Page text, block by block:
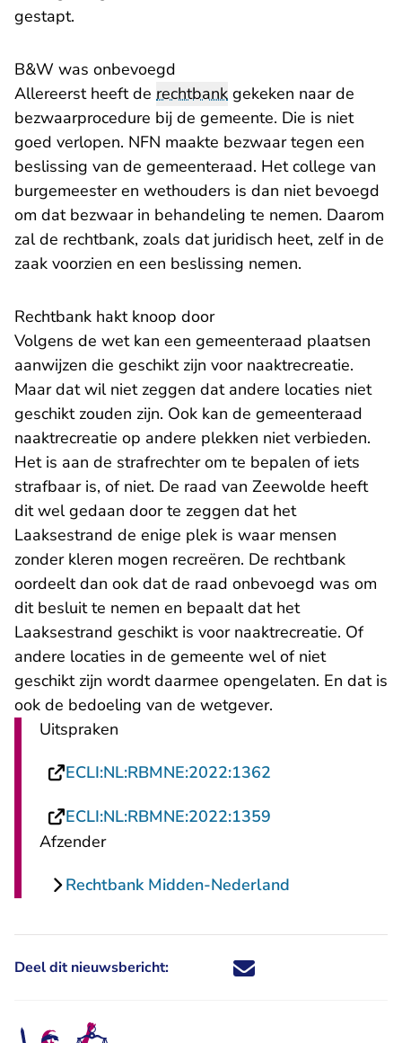
gestapt.
B&W was onbevoegd
Allereerst heeft de rechtbank gekeken naar de
bezwaarprocedure bij de gemeente. Die is niet
goed verlopen. NFN maakte bezwaar tegen een
beslissing van de gemeenteraad. Het college van
burgemeester en wethouders is dan niet bevoegd
om dat bezwaar in behandeling te nemen. Daarom
zal de rechtbank, zoals dat juridisch heet, zelf in de
zaak voorzien en een beslissing nemen.
Rechtbank hakt knoop door
Volgens de wet kan een gemeenteraad plaatsen
aanwijzen die geschikt zijn voor naaktrecreatie.
Maar dat wil niet zeggen dat andere locaties niet
geschikt zouden zijn. Ook kan de gemeenteraad
naaktrecreatie op andere plekken niet verbieden.
Het is aan de strafrechter om te bepalen of iets
strafbaar is, of niet. De raad van Zeewolde heeft
dit wel gedaan door te zeggen dat het
Laaksestrand de enige plek is waar mensen
zonder kleren mogen recreëren. De rechtbank
oordeelt dan ook dat de raad onbevoegd was om
dit besluit te nemen en bepaalt dat het
Laaksestrand geschikt is voor naaktrecreatie. Of
andere locaties in de gemeente wel of niet
geschikt zijn wordt daarmee opengelaten. En dat is
ook de bedoeling van de wetgever.
Uitspraken
ECLI:NL:RBMNE:2022:1362
ECLI:NL:RBMNE:2022:1359
Afzender
Rechtbank Midden-Nederland
Deel dit nieuwsbericht: Deel dit nieuwsbericht via X -
Deel dit nieuwsbericht via
Deel dit nieuwsbericht
Deel dit